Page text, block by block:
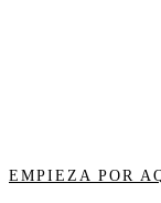
EMPIEZA POR